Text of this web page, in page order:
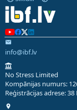
info@ibf.lv
No Stress Limited
Kompānijas numurs:
Reģistrācijas adrese: